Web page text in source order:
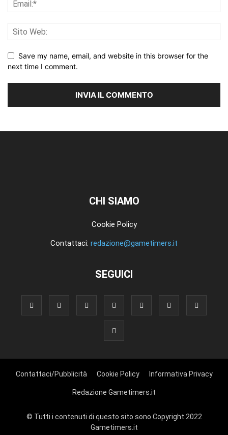
Save my name, email, and website in this browser for the
next time I comment.
CHI SIAMO
Cookie Policy
Contattaci: redazione@gametimers.it
SEGUICI
Contattaci/Pubblicità Cookie Policy Informativa Privacy
Redazione Gametimers.it
© Tutti i contenuti di questo sito sono Copyright 2022
Gametimers.it